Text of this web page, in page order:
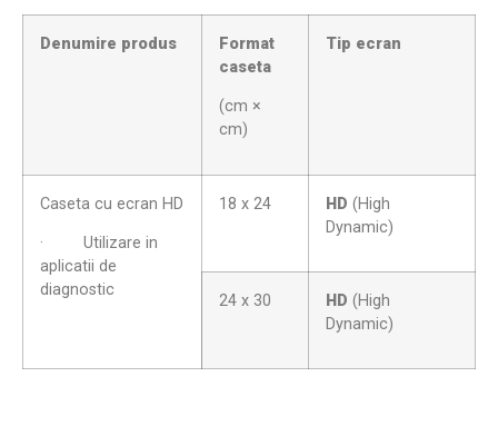
Denumire produs
Format
caseta
(cm ×
cm)
Tip ecran
Caseta cu ecran HD
· Utilizare in
aplicatii de
diagnostic
18 x 24 HD (High
Dynamic)
24 x 30 HD (High
Dynamic)